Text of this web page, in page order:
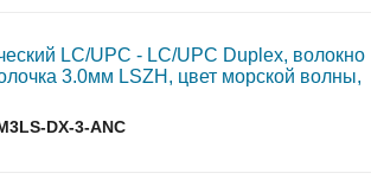
LC/UPC - LC/UPC Duplex, волокно
3.0мм LSZH, цвет морской волны,
DX-3-ANC